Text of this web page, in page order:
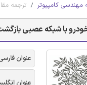
مهندسی کامپیوتر ترجمه
با شبکه عصبی بازگشت
عنوان
عنوان